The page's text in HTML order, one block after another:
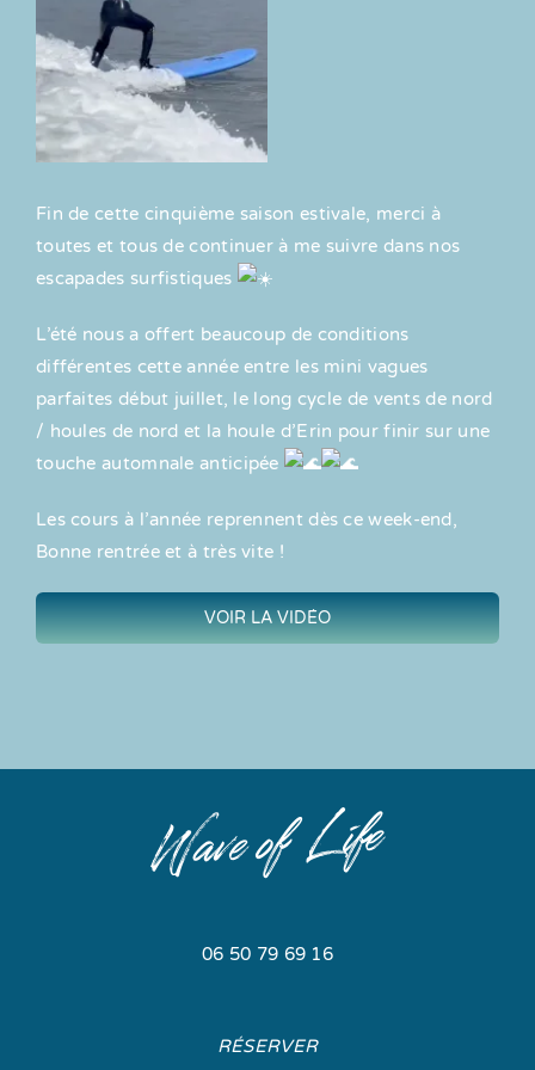
Fin de cette cinquième saison estivale, merci à
toutes et tous de continuer à me suivre dans nos
escapades surfistiques
L’été nous a offert beaucoup de conditions
différentes cette année entre les mini vagues
parfaites début juillet, le long cycle de vents de nord
/ houles de nord et la houle d’Erin pour finir sur une
touche automnale anticipée
Les cours à l’année reprennent dès ce week-end,
Bonne rentrée et à très vite !
VOIR LA VIDÉO
06 50 79 69 16
RÉSERVER